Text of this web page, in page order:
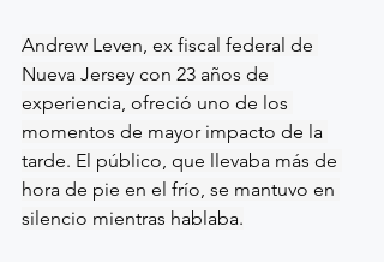
Andrew Leven, ex fiscal federal de
Nueva Jersey con 23 años de
experiencia, ofreció uno de los
momentos de mayor impacto de la
tarde. El público, que llevaba más de
hora de pie en el frío, se mantuvo en
silencio mientras hablaba.